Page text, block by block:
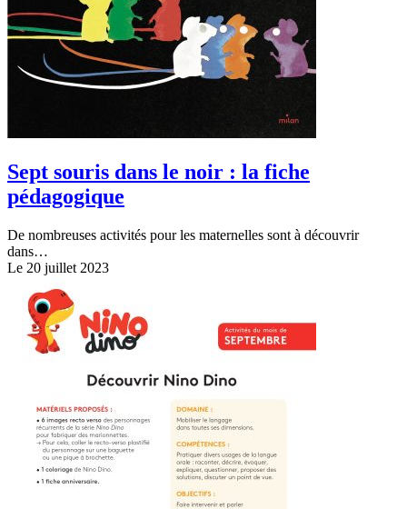
Sept souris dans le noir : la fiche
pédagogique
De nombreuses activités pour les maternelles sont à découvrir
dans…
Le 20 juillet 2023